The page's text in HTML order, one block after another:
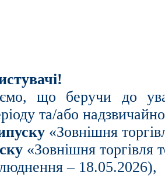
що беручи до
та/або
«Зовнішня
«Зовнішня торгівля
– 18.05.2026),